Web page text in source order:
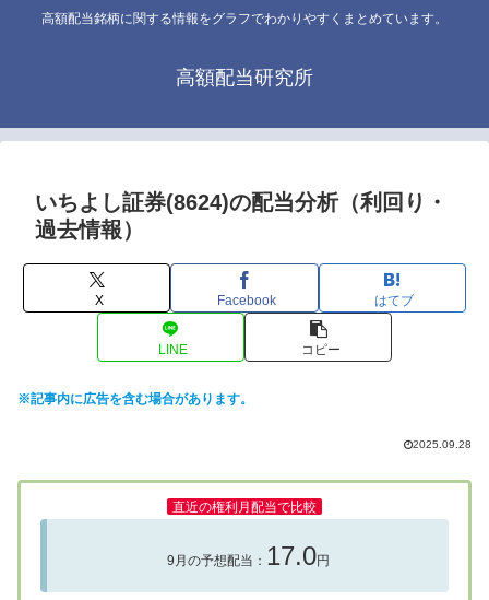
高額配当銘柄に関する情報をグラフでわかりやすくまとめています。
高額配当研究所
いちよし証券(8624)の配当分析（利回り・
過去情報）
X Facebook はてブ
LINE コピー
※記事内に広告を含む場合があります。
2025.09.28
直近の権利月配当で比較
9月の予想配当： 17.0円